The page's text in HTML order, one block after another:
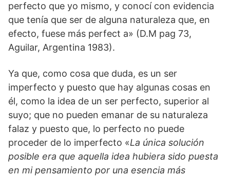
perfecto que yo mismo, y conocí con evidencia
que tenía que ser de alguna naturaleza que, en
efecto, fuese más perfect a» (D.M pag 73,
Aguilar, Argentina 1983).
Ya que, como cosa que duda, es un ser
imperfecto y puesto que hay algunas cosas en
él, como la idea de un ser perfecto, superior al
suyo; que no pueden emanar de su naturaleza
falaz y puesto que, lo perfecto no puede
proceder de lo imperfecto «La única solución
posible era que aquella idea hubiera sido puesta
en mi pensamiento por una esencia más